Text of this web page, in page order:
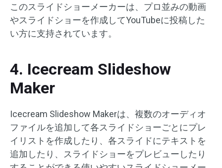
このスライドショーメーカーは、プロ並みの動画
やスライドショーを作成してYouTubeに投稿した
い方に支持されています。
4. Icecream Slideshow
Maker
Icecream Slideshow Makerは、複数のオーディオ
ファイルを追加して各スライドショーごとにプレ
イリストを作成したり、各スライドにテキストを
追加したり、スライドショーをプレビューしたり